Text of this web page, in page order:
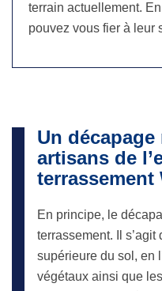
terrain actuellement.
pouvez vous fier à leur
Un
artisans de
terrassement
En principe, le
terrassement. Il
supérieure du sol, en
végétaux ainsi que